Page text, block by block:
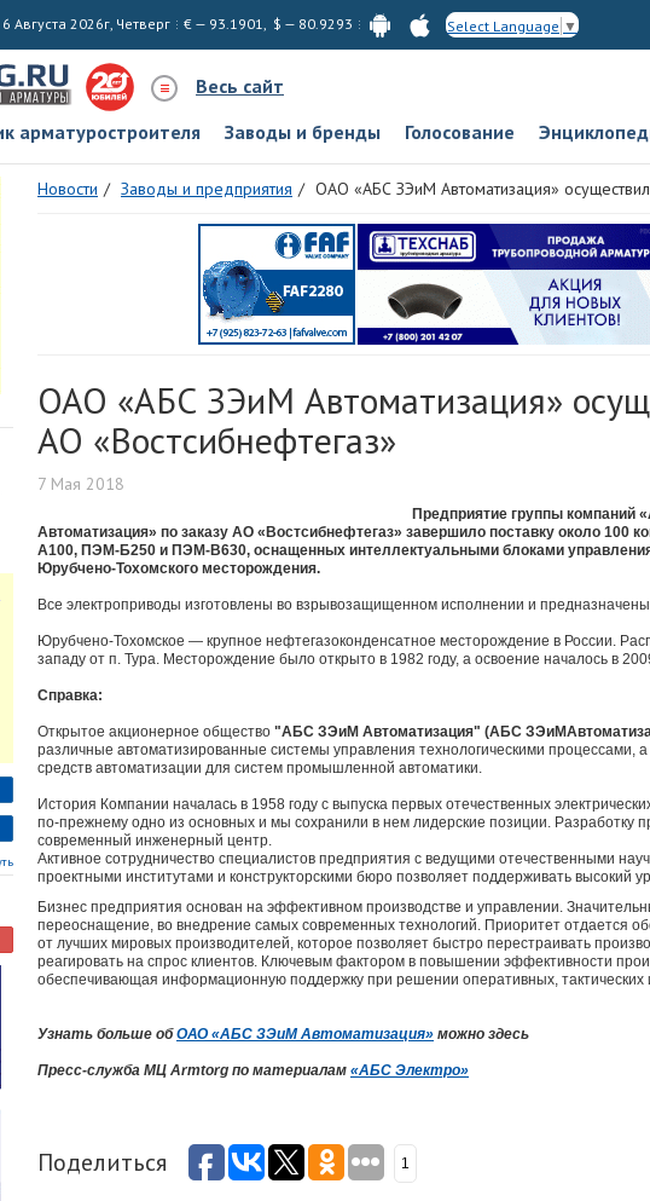
6 Августа 2026г, Четверг € — 93.1901, $ — 80.9293 Select Language ▼
Весь сайт
арматуростроителя Заводы и бренды Голосование
Новости Заводы и предприятия ОАО «АБС ЗЭиМ Автоматизация»
ОАО «АБС ЗЭиМ Автоматизация»
АО «Востсибнефтегаз»
7 Мая 2018
Предприятие группы
Автоматизация» по заказу АО «Востсибнефтегаз» завершило поставку около 100
А100, ПЭМ-Б250 и ПЭМ-В630, оснащенных интеллектуальными блоками
Юрубчено-Тохомского месторождения.
Все электроприводы изготовлены во взрывозащищенном исполнении и
Юрубчено-Тохомское — крупное нефтегазоконденсатное месторождение в России.
западу от п. Тура. Месторождение было открыто в 1982 году, а освоение началось в
Справка:
Открытое акционерное общество "АБС ЗЭиМ Автоматизация" (АБС
различные автоматизированные системы управления технологическими процессами,
средств автоматизации для систем промышленной автоматики.
История Компании началась в 1958 году с выпуска первых отечественных
по-прежнему одно из основных и мы сохранили в нем лидерские позиции. Разработку
современный инженерный центр.
Активное сотрудничество специалистов предприятия с ведущими отечественными
проектными институтами и конструкторскими бюро позволяет поддерживать высокий
Бизнес предприятия основан на эффективном производстве и управлении.
переоснащение, во внедрение самых современных технологий. Приоритет отдается
от лучших мировых производителей, которое позволяет быстро перестраивать
реагировать на спрос клиентов. Ключевым фактором в повышении эффективности
обеспечивающая информационную поддержку при решении оперативных, тактических
Узнать больше обОАО «АБС ЗЭиМ Автоматизация» можно здесь
Пресс-служба МЦ Armtorg по материалам «АБС Электро»
Поделиться 1